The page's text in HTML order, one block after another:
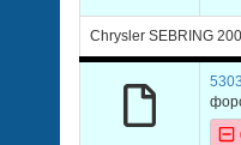
Chrysler SEBRING